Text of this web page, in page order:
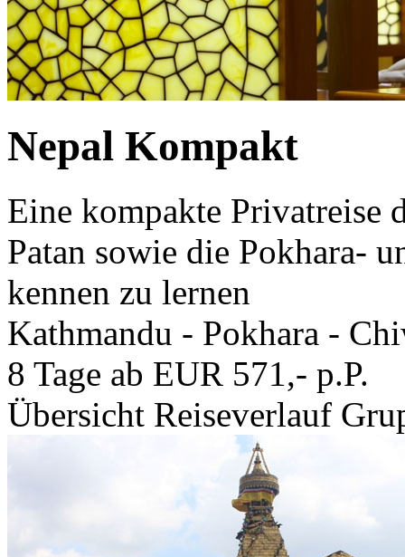
Nepal Kompakt
Eine kompakte Privatreise
Patan sowie die Pokhara-
kennen zu lernen
Kathmandu - Pokhara -
8 Tage ab EUR 571,- p.P.
Übersicht Reiseverlauf